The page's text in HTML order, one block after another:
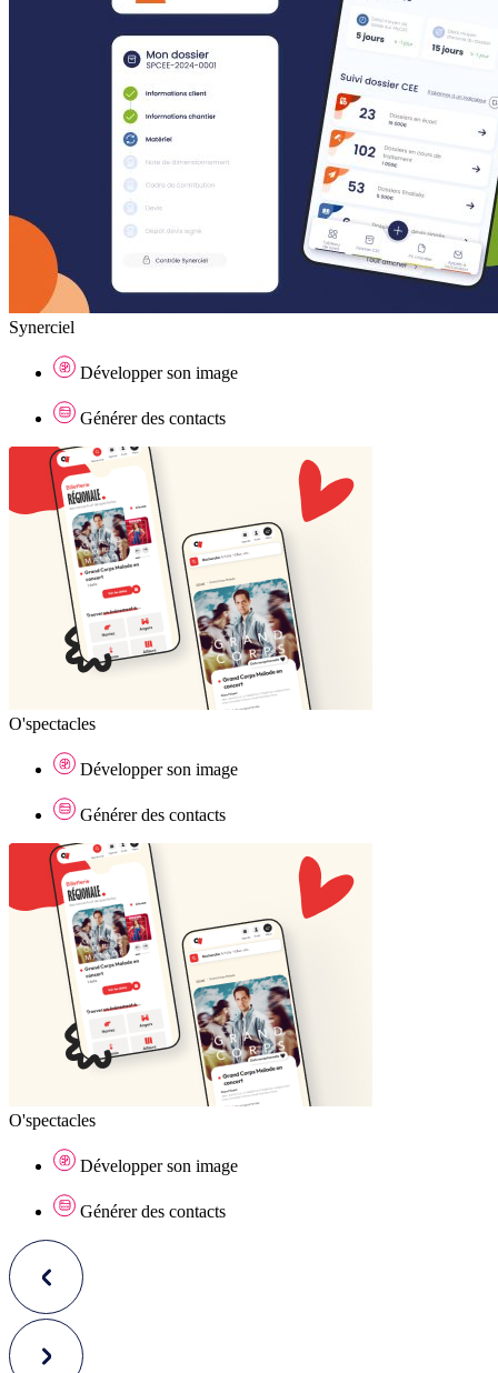
Synerciel
Développer son image
Générer des contacts
O'spectacles
Développer son image
Générer des contacts
O'spectacles
Développer son image
Générer des contacts